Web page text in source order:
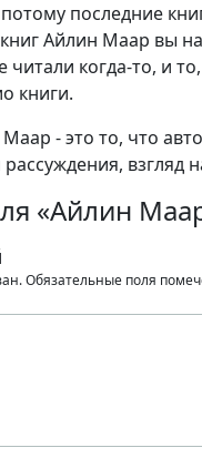
последние
Айлин Маар вы
читали когда-то, и
книги.
- это то, что
взгляд
«Айлин
Обязательные поля